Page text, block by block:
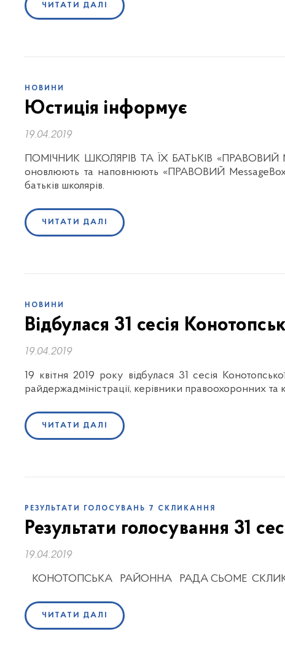
ЧИТАТИ ДАЛІ
НОВИНИ
Юстиція інформує
19.04.2019
ПОМІЧНИК ШКОЛЯРІВ ТА ЇХ БАТЬКІВ «ПРАВОВИЙ
оновлюють та наповнюють «ПРАВОВИЙ MessageBox»
батьків школярів.
ЧИТАТИ ДАЛІ
НОВИНИ
Відбулася 31 сесія
19.04.2019
19 квітня 2019 року відбулася 31 сесія
райдержадміністрації, керівники правоохоронних
ЧИТАТИ ДАЛІ
РЕЗУЛЬТАТИ ГОЛОСУВАНЬ 7 СКЛИКАННЯ
Результати голосування 31
19.04.2019
КОНОТОПСЬКА РАЙОННА РАДА СЬОМЕ
ЧИТАТИ ДАЛІ